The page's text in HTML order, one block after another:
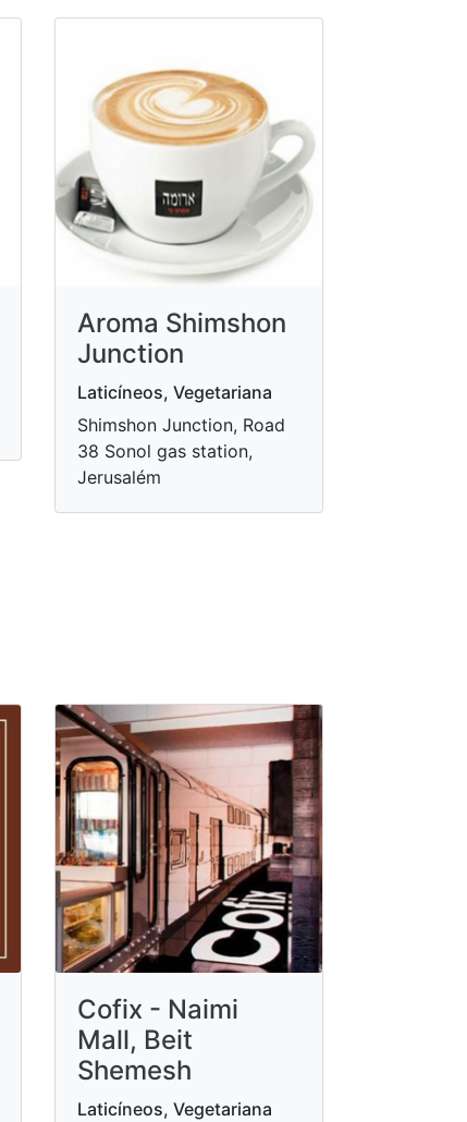
Aroma Shimshon
Junction
Laticíneos, Vegetariana
Shimshon Junction, Road
38 Sonol gas station,
Jerusalém
Cofix - Naimi
Mall, Beit
Shemesh
Laticíneos, Vegetariana